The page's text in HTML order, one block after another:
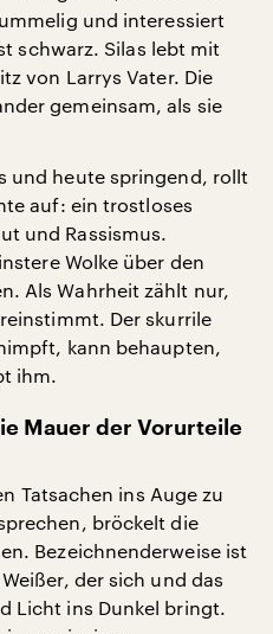
und interessiert
schwarz. Silas lebt mit
von Larrys Vater. Die
gemeinsam, als sie
und heute springend, rollt
auf: ein trostloses
und Rassismus.
Wolke über den
Als Wahrheit zählt nur,
Der skurrile
kann behaupten,
ihm.
Mauer der Vorurteile
Tatsachen ins Auge zu
bröckelt die
Bezeichnenderweise ist
der sich und das
Licht ins Dunkel bringt.